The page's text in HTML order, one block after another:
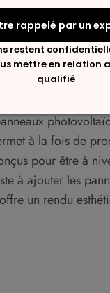
?
à la fois de
pour être à
à ajouter les
un rendu